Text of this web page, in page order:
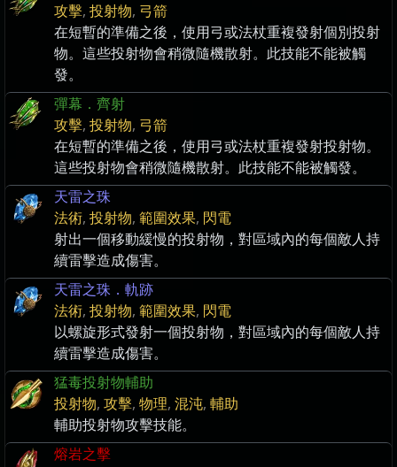
攻擊, 投射物, 弓箭
在短暫的準備之後，使用弓或法杖重複發射個別投射
物。這些投射物會稍微隨機散射。此技能不能被觸
發。
彈幕．齊射
攻擊, 投射物, 弓箭
在短暫的準備之後，使用弓或法杖重複發射投射物。
這些投射物會稍微隨機散射。此技能不能被觸發。
天雷之珠
法術, 投射物, 範圍效果, 閃電
射出一個移動緩慢的投射物，對區域內的每個敵人持
續雷擊造成傷害。
天雷之珠．軌跡
法術, 投射物, 範圍效果, 閃電
以螺旋形式發射一個投射物，對區域內的每個敵人持
續雷擊造成傷害。
猛毒投射物輔助
投射物, 攻擊, 物理, 混沌, 輔助
輔助投射物攻擊技能。
熔岩之擊